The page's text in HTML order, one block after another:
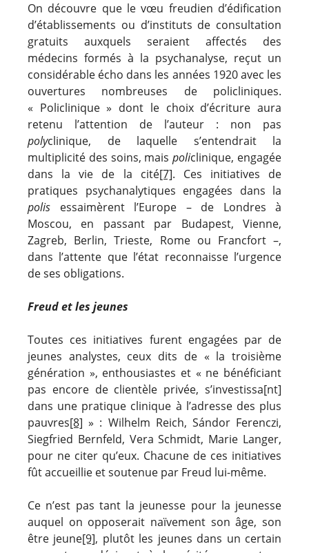
On découvre que le vœu freudien d’édification
d’établissements ou d’instituts de consultation
gratuits auxquels seraient affectés des
médecins formés à la psychanalyse, reçut un
considérable écho dans les années 1920 avec les
ouvertures nombreuses de policliniques.
« Policlinique » dont le choix d’écriture aura
retenu l’attention de l’auteur : non pas
polyclinique, de laquelle s’entendrait la
multiplicité des soins, maispoliclinique, engagée
dans la vie de la cité[7]. Ces initiatives de
pratiques psychanalytiques engagées dans la
polis essaimèrent l’Europe – de Londres à
Moscou, en passant par Budapest, Vienne,
Zagreb, Berlin, Trieste, Rome ou Francfort –,
dans l’attente que l’état reconnaisse l’urgence
de ses obligations.
Freud et les jeunes
Toutes ces initiatives furent engagées par de
jeunes analystes, ceux dits de « la troisième
génération », enthousiastes et « ne bénéficiant
pas encore de clientèle privée, s’investissa[nt]
dans une pratique clinique à l’adresse des plus
pauvres[8] » : Wilhelm Reich, Sándor Ferenczi,
Siegfried Bernfeld, Vera Schmidt, Marie Langer,
pour ne citer qu’eux. Chacune de ces initiatives
fût accueillie et soutenue par Freud lui-même.
Ce n’est pas tant la jeunesse pour la jeunesse
auquel on opposerait naïvement son âge, son
être jeune[9], plutôt les jeunes dans un certain